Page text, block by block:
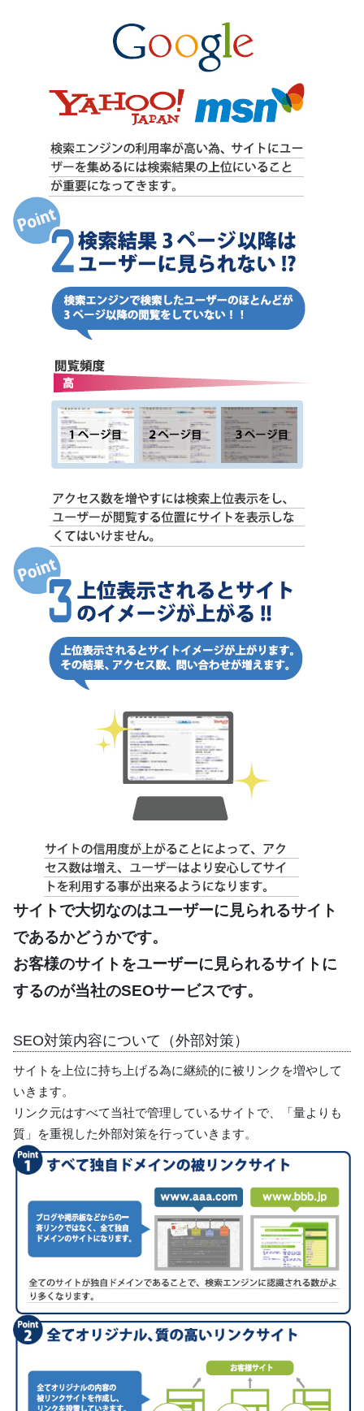
サイトで大切なのはユーザーに見られるサイト
であるかどうかです。
お客様のサイトをユーザーに見られるサイトに
するのが当社のSEOサービスです。
SEO対策内容について（外部対策）
サイトを上位に持ち上げる為に継続的に被リンクを増やして
いきます。
リンク元はすべて当社で管理しているサイトで、「量よりも
質」を重視した外部対策を行っていきます。